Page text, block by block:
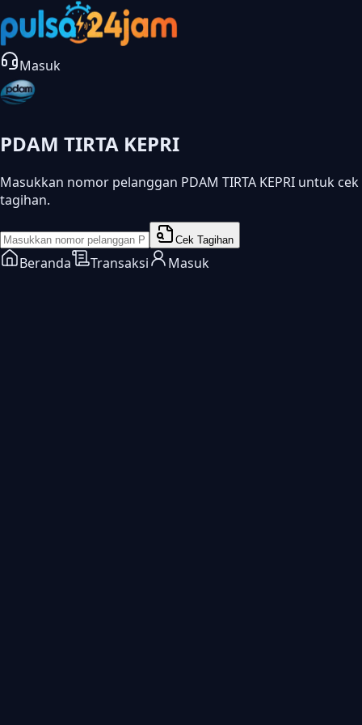
Masuk
PDAM TIRTA KEPRI
Masukkan nomor pelanggan PDAM TIRTA KEPRI untuk cek
tagihan.
Cek Tagihan
Beranda Transaksi Masuk